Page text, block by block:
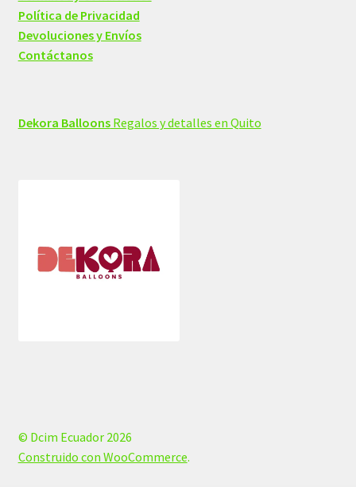
Política de Privacidad
Devoluciones y Envíos
Contáctanos
Dekora BalloonsRegalos y detalles en Quito
© Dcim Ecuador 2026
Construido con WooCommerce.